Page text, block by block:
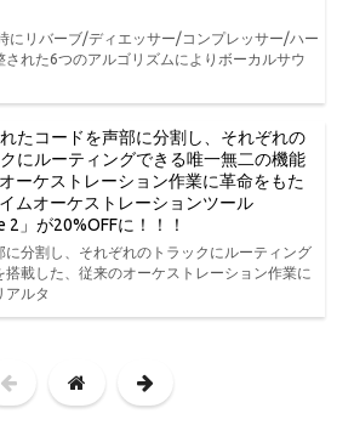
にリバーブ/ディエッサー/コンプレッサー/ハー
された6つのアルゴリズムによりボーカルサウ
たコードを声部に分割し、それぞれの
クにルーティングできる唯一無二の機能
ーケストレーション作業に革命をもた
ムオーケストレーションツール
」が20%OFFに！！！
に分割し、それぞれのトラックにルーティング
載した、従来のオーケストレーション作業に
アルタ